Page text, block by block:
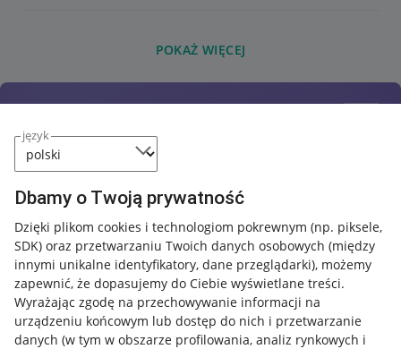
język
Dbamy o Twoją prywatność
Dzięki plikom cookies i technologiom pokrewnym (np. piksele,
SDK) oraz przetwarzaniu Twoich danych osobowych (między
innymi unikalne identyfikatory, dane przeglądarki), możemy
zapewnić, że dopasujemy do Ciebie wyświetlane treści.
Wyrażając zgodę na przechowywanie informacji na
urządzeniu końcowym lub dostęp do nich i przetwarzanie
danych (w tym w obszarze profilowania, analiz rynkowych i
POKAŻ WIĘCEJ